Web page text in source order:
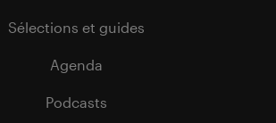
Sélections et guides
Agenda
Podcasts